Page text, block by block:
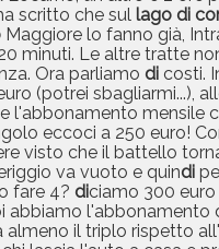
scritto che sul lago di
Maggiore lo fanno già,
minuti. Le altre tratte
Ora parliamo di costi.
(potrei sbagliarmi...),
l'abbonamento mensile
eccoci a 250 euro!
visto che il battello
va vuoto e quindi
fare 4? diciamo 300 euro
abbiamo l'abbonamento
almeno il triplo rispetto